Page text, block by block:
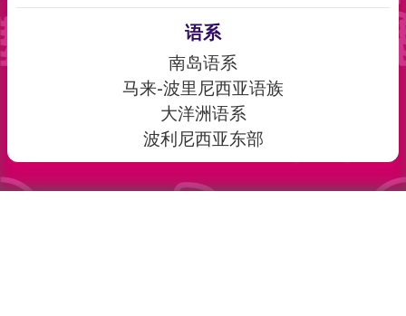
语系
南岛语系
马来-波里尼西亚语族
大洋洲语系
波利尼西亚东部